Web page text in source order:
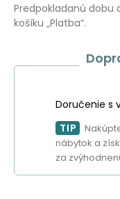
Predpokladanú dobu
košíku „Platba“.
Doručenie s
TIP
nábytok a
za